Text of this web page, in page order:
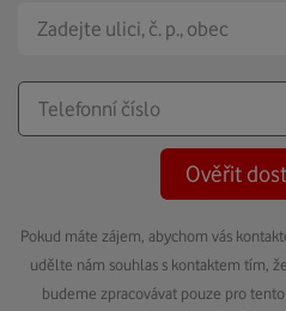
Ověřit
Pokud máte zájem, abychom vás
udělte nám souhlas s kontaktem tím,
budeme zpracovávat pouze pro